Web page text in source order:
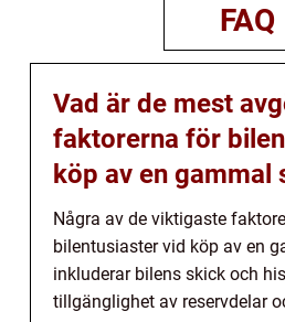
FAQ
Vad är de mest
faktorerna för
köp av en gammal
Några av de viktigaste
bilentusiaster vid köp av en
inkluderar bilens skick och
tillgänglighet av reservdelar